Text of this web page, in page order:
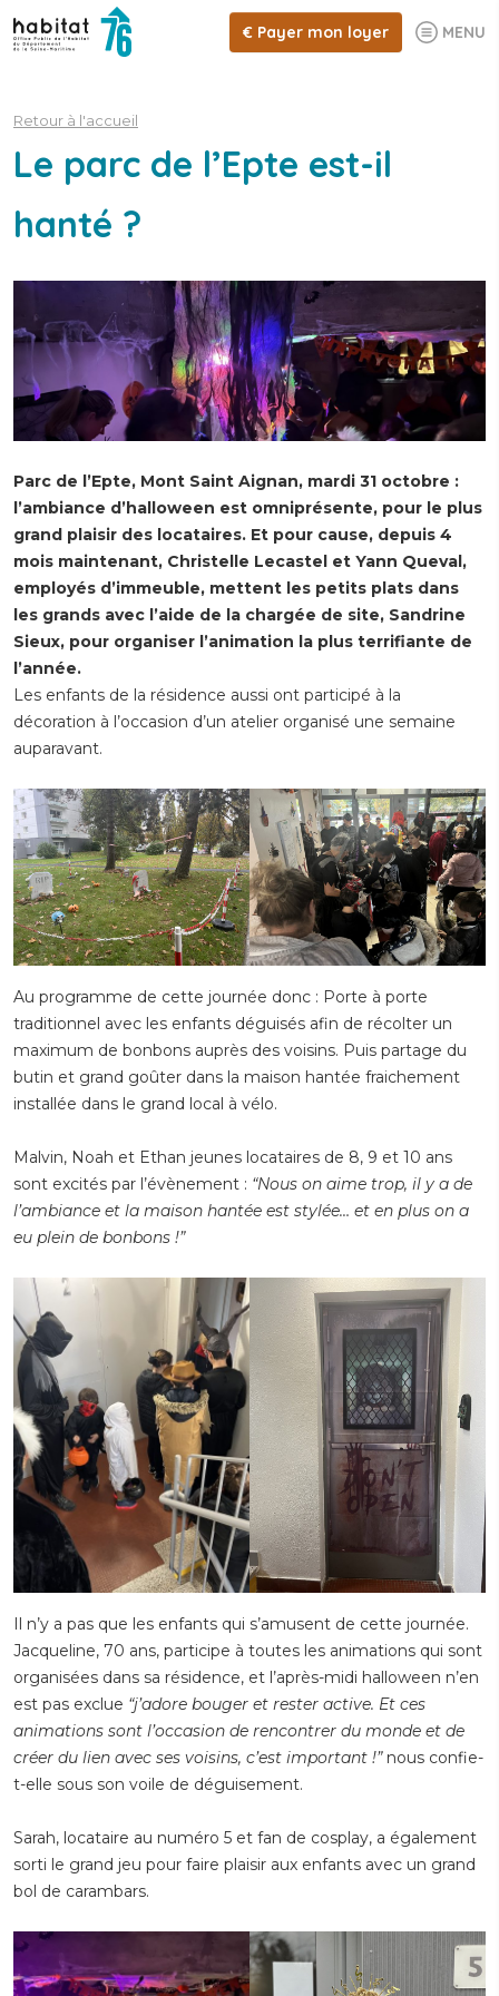
€ Payer mon loyer MENU
Retour à l'accueil
Le parc de l’Epte est-il
hanté ?
Parc de l’Epte, Mont Saint Aignan, mardi 31 octobre :
l’ambiance d’halloween est omniprésente, pour le plus
grand plaisir des locataires. Et pour cause, depuis 4
mois maintenant, Christelle Lecastel et Yann Queval,
employés d’immeuble, mettent les petits plats dans
les grands avec l’aide de la chargée de site, Sandrine
Sieux, pour organiser l’animation la plus terrifiante de
l’année.
Les enfants de la résidence aussi ont participé à la
décoration à l’occasion d’un atelier organisé une semaine
auparavant.
Au programme de cette journée donc : Porte à porte
traditionnel avec les enfants déguisés afin de récolter un
maximum de bonbons auprès des voisins. Puis partage du
butin et grand goûter dans la maison hantée fraichement
installée dans le grand local à vélo.
Malvin, Noah et Ethan jeunes locataires de 8, 9 et 10 ans
sont excités par l’évènement : “Nous on aime trop, il y a de
l’ambiance et la maison hantée est stylée… et en plus on a
eu plein de bonbons !”
Il n’y a pas que les enfants qui s’amusent de cette journée.
Jacqueline, 70 ans, participe à toutes les animations qui sont
organisées dans sa résidence, et l’après-midi halloween n’en
est pas exclue “j’adore bouger et rester active. Et ces
animations sont l’occasion de rencontrer du monde et de
créer du lien avec ses voisins, c’est important !”nous confie-
t-elle sous son voile de déguisement.
Sarah, locataire au numéro 5 et fan de cosplay, a également
sorti le grand jeu pour faire plaisir aux enfants avec un grand
bol de carambars.